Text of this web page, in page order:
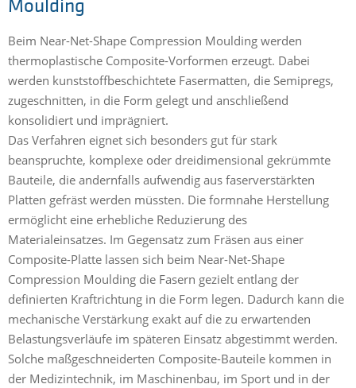
Moulding
Beim Near-Net-Shape Compression Moulding werden
thermoplastische Composite-Vorformen erzeugt. Dabei
werden kunststoffbeschichtete Fasermatten, die Semipregs,
zugeschnitten, in die Form gelegt und anschließend
konsolidiert und imprägniert.
Das Verfahren eignet sich besonders gut für stark
beanspruchte, komplexe oder dreidimensional gekrümmte
Bauteile, die andernfalls aufwendig aus faserverstärkten
Platten gefräst werden müssten. Die formnahe Herstellung
ermöglicht eine erhebliche Reduzierung des
Materialeinsatzes. Im Gegensatz zum Fräsen aus einer
Composite-Platte lassen sich beim Near-Net-Shape
Compression Moulding die Fasern gezielt entlang der
definierten Kraftrichtung in die Form legen. Dadurch kann die
mechanische Verstärkung exakt auf die zu erwartenden
Belastungsverläufe im späteren Einsatz abgestimmt werden.
Solche maßgeschneiderten Composite-Bauteile kommen in
der Medizintechnik, im Maschinenbau, im Sport und in der